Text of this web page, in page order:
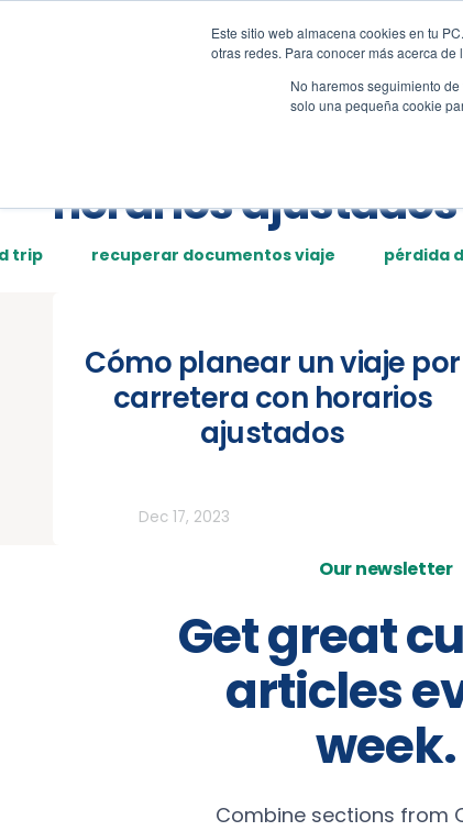
Este sitio web almacena cookies en tu
otras redes. Para conocer más acerca
No haremos seguimiento
solo una pequeña cookie
Tour Demos
horarios ajustados
trip recuperar documentos viaje pérdida
Cómo planear un viaje por
carretera con horarios
ajustados
Dec 17, 2023
Our newsletter
Get great
articles
week.
Combine sections from